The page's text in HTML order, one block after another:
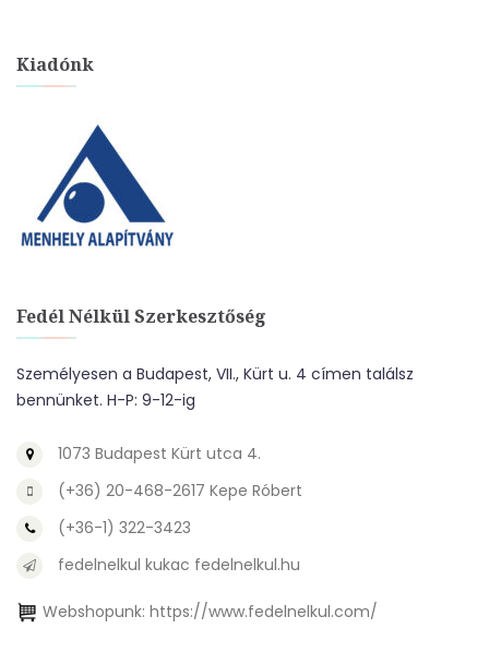
Kiadónk
Fedél Nélkül Szerkesztőség
Személyesen a Budapest, VII., Kürt u. 4 címen találsz
bennünket. H-P: 9-12-ig
1073 Budapest Kürt utca 4.
(+36) 20-468-2617 Kepe Róbert
(+36-1) 322-3423
fedelnelkul kukac fedelnelkul.hu
Webshopunk: https://www.fedelnelkul.com/